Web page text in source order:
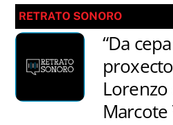
RETRATO SONORO
“Da
Lorenzo